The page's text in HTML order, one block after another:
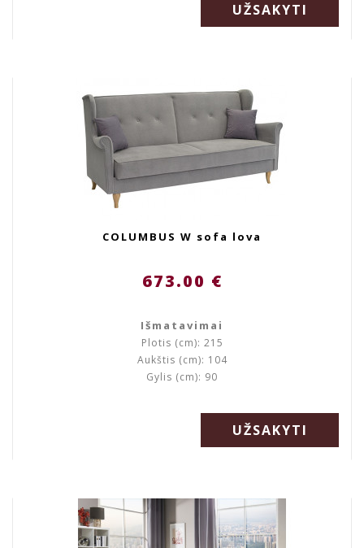
UŽSAKYTI
COLUMBUS W sofa lova
673.00 €
Išmatavimai
Plotis (cm): 215
Aukštis (cm): 104
Gylis (cm): 90
UŽSAKYTI